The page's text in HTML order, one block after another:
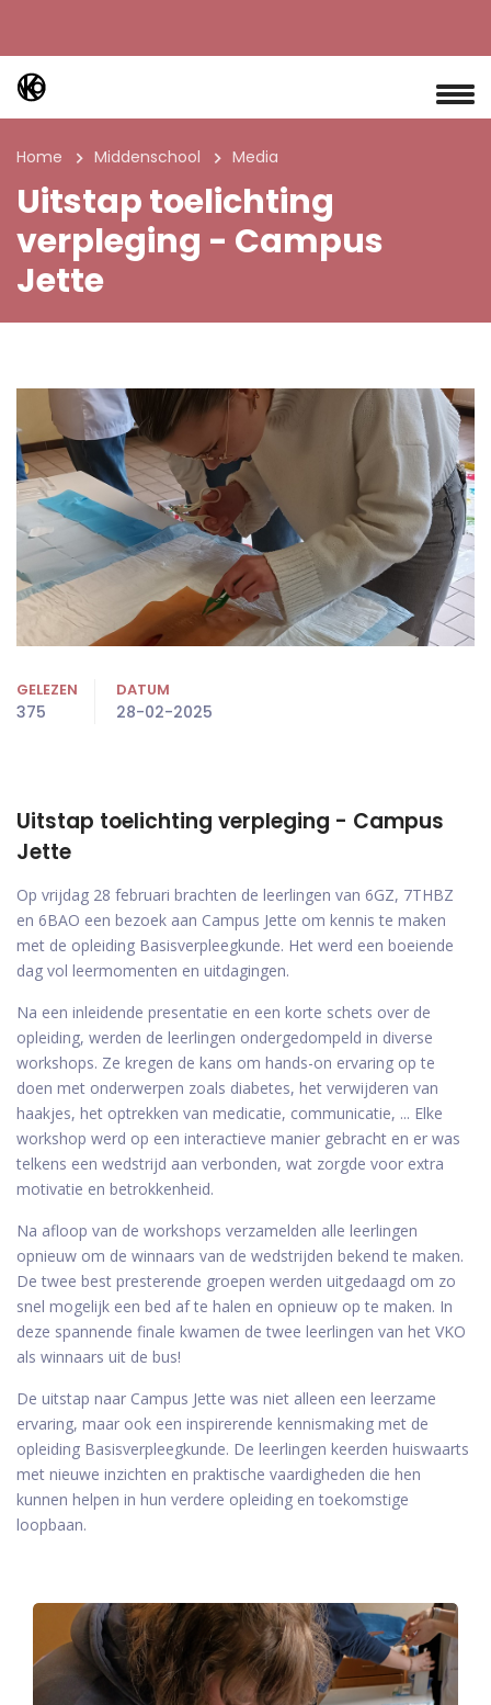
Home Middenschool Media
Uitstap toelichting
verpleging - Campus
Jette
GELEZEN
375
DATUM
28-02-2025
Uitstap toelichting verpleging - Campus
Jette
Op vrijdag 28 februari brachten de leerlingen van 6GZ, 7THBZ
en 6BAO een bezoek aan Campus Jette om kennis te maken
met de opleiding Basisverpleegkunde. Het werd een boeiende
dag vol leermomenten en uitdagingen.
Na een inleidende presentatie en een korte schets over de
opleiding, werden de leerlingen ondergedompeld in diverse
workshops. Ze kregen de kans om hands-on ervaring op te
doen met onderwerpen zoals diabetes, het verwijderen van
haakjes, het optrekken van medicatie, communicatie, ... Elke
workshop werd op een interactieve manier gebracht en er was
telkens een wedstrijd aan verbonden, wat zorgde voor extra
motivatie en betrokkenheid.
Na afloop van de workshops verzamelden alle leerlingen
opnieuw om de winnaars van de wedstrijden bekend te maken.
De twee best presterende groepen werden uitgedaagd om zo
snel mogelijk een bed af te halen en opnieuw op te maken. In
deze spannende finale kwamen de twee leerlingen van het VKO
als winnaars uit de bus!
De uitstap naar Campus Jette was niet alleen een leerzame
ervaring, maar ook een inspirerende kennismaking met de
opleiding Basisverpleegkunde. De leerlingen keerden huiswaarts
met nieuwe inzichten en praktische vaardigheden die hen
kunnen helpen in hun verdere opleiding en toekomstige
loopbaan.